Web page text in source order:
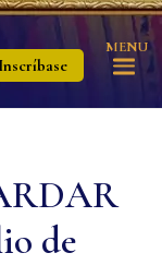
Inscríbase
MENU
de